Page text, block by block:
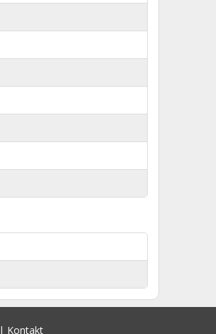
| Kontakt